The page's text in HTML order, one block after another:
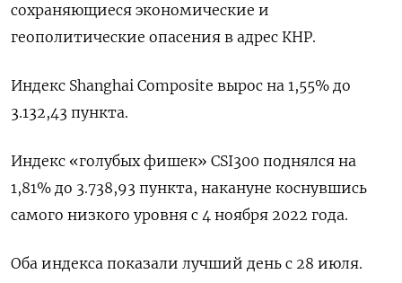
сохраняющиеся экономические и
геополитические опасения в адрес КНР.
Индекс Shanghai Composite вырос на 1,55% до
3.132,43 пункта.
Индекс «голубых фишек» CSI300 поднялся на
1,81% до 3.738,93 пункта, накануне коснувшись
самого низкого уровня с 4 ноября 2022 года.
Оба индекса показали лучший день с 28 июля.